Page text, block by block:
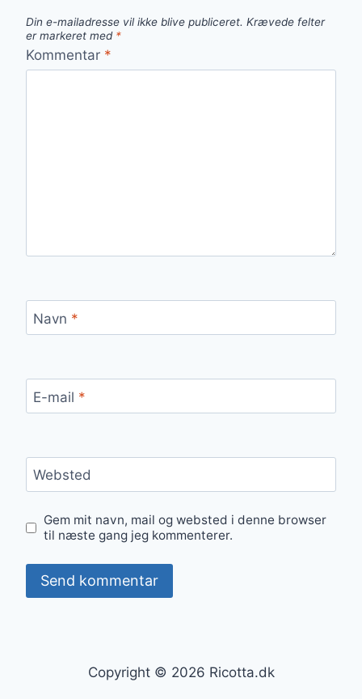
Din e-mailadresse vil ikke blive publiceret. Krævede felter
er markeret med *
Kommentar *
Navn *
E-mail *
Websted
Gem mit navn, mail og websted i denne browser
til næste gang jeg kommenterer.
Copyright © 2026 Ricotta.dk